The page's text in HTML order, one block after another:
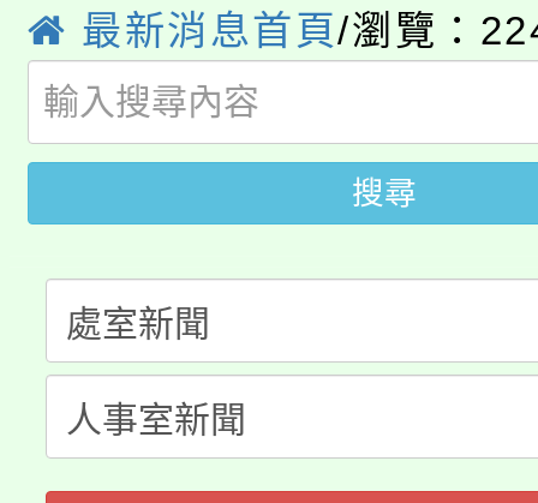
車」活動
桃園市115學年度學生
生本土語及新住民語歌
公告本校115學年度第
代理(課)教師甄選結果(
公告本校115學年度第
代理(課)教師甄選結果
轉知中國文化大學推廣
《TA101》溝通分析基
程，歡迎學生輔導中心
心理、諮商輔導、社會
系所師生報名參加。
縣市「校園短影音徵選
門員」簡章及活動海報
踴躍報名參加。
桃園市115學年度學生
要點
「桃園市補助參觀特色
展演活動實施計畫」
最新消息首頁/瀏覽：
搜尋